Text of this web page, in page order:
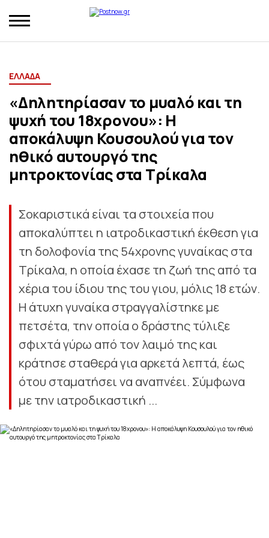
ΕΛΛΑΔΑ
«Δηλητηρίασαν το μυαλό και τη
ψυχή του 18χρονου»: Η
αποκάλυψη Κουσουλού για τον
ηθικό αυτουργό της
μητροκτονίας στα Τρίκαλα
Σοκαριστικά είναι τα στοιχεία που
αποκαλύπτει η ιατροδικαστική έκθεση για
τη δολοφονία της 54χρονης γυναίκας στα
Τρίκαλα, η οποία έχασε τη ζωή της από τα
χέρια του ίδιου της του γιου, μόλις 18 ετών.
Η άτυχη γυναίκα στραγγαλίστηκε με
πετσέτα, την οποία ο δράστης τύλιξε
σφιχτά γύρω από τον λαιμό της και
κράτησε σταθερά για αρκετά λεπτά, έως
ότου σταματήσει να αναπνέει. Σύμφωνα
με την ιατροδικαστική ...